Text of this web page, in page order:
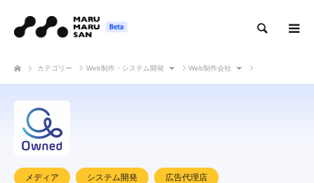
カテゴリー Web制作・システム開発 Web制作会社
メディア システム開発 広告代理店